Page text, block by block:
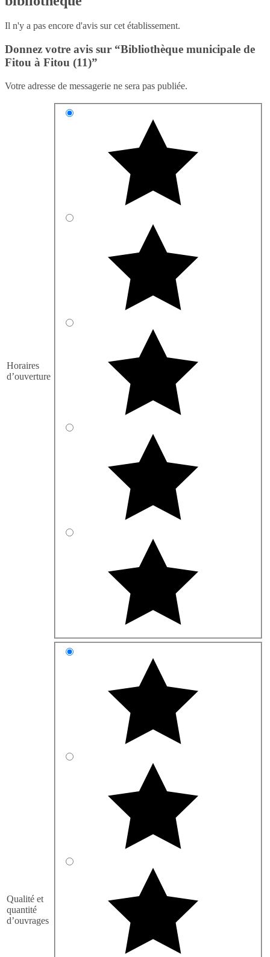
Il n'y a pas encore d'avis sur cet établissement.
Donnez votre avis sur “Bibliothèque municipale de
Fitou à Fitou (11)”
Votre adresse de messagerie ne sera pas publiée.
Horaires
d’ouverture
Qualité et
quantité
d’ouvrages